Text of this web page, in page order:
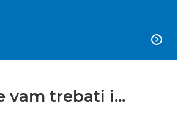

vam trebati i...